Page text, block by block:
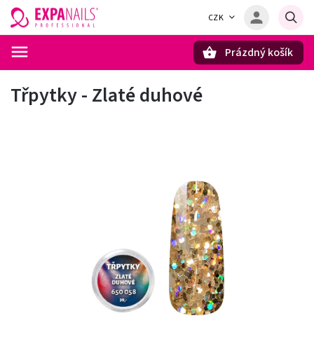
CZK
Prázdný košík
Třpytky - Zlaté duhové